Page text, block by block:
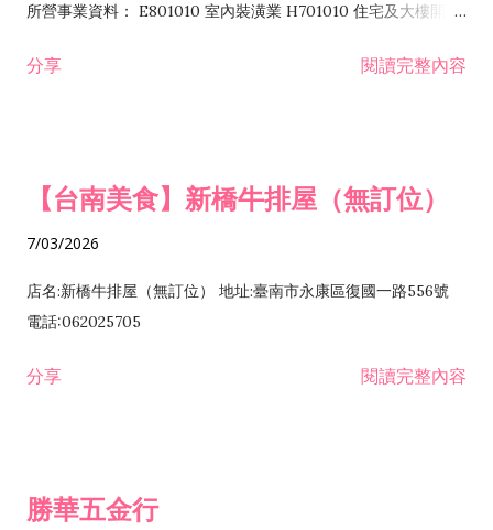
所營事業資料： E801010 室內裝潢業 H701010 住宅及大樓開發
發業 H703090 不動產買賣業 H703100 不動產租賃業 I503010
分享 閱讀完整內容
【台南美食】新橋牛排屋（無訂位）
7/03/2026
店名:新橋牛排屋（無訂位） 地址:臺南市永康區復國一路556號
電話:062025705
分享 閱讀完整內容
勝華五金行